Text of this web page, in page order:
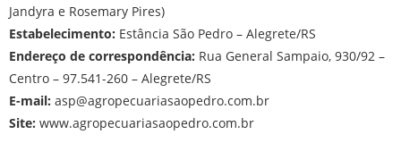
Jandyra e Rosemary Pires)
Estabelecimento: Estância São Pedro – Alegrete/RS
Endereço de correspondência: Rua General Sampaio, 930/92 –
Centro – 97.541-260 – Alegrete/RS
E-mail: asp@agropecuariasaopedro.com.br
Site: www.agropecuariasaopedro.com.br